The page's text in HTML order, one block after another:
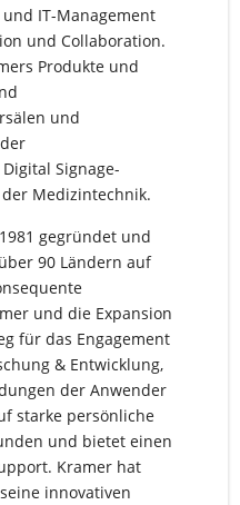
IT-Management
und Collaboration.
Produkte und
und
Signage-
Medizintechnik.
gegründet und
90 Ländern auf
und die Expansion
für das Engagement
& Entwicklung,
der Anwender
starke persönliche
und bietet einen
Kramer hat
innovativen